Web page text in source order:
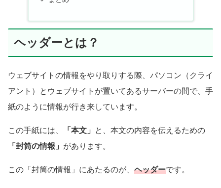
ヘッダーとは？
ウェブサイトの情報をやり取りする際、パソコン（クライ
アント）とウェブサイトが置いてあるサーバーの間で、手
紙のように情報が行き来しています。
この手紙には、 「本文」
と、本文の内容を伝えるための
「封筒の情報」 があります。
この「封筒の情報」にあたるのが、 ヘッダーです。